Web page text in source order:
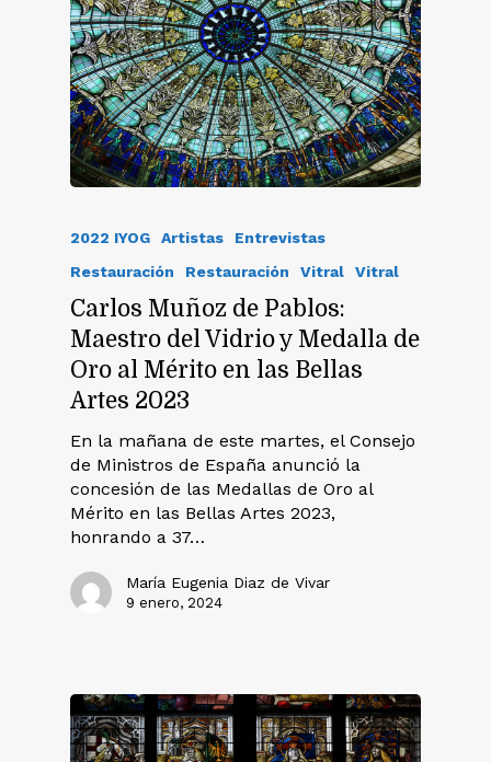
2022 IYOG Artistas
Entrevistas
Restauración
Restauración Vitral Vitral
Carlos Muñoz de Pablos:
Maestro del Vidrio y Medalla de
Oro al Mérito en las Bellas
Artes 2023
En la mañana de este martes, el Consejo
de Ministros de España anunció la
concesión de las Medallas de Oro al
Mérito en las Bellas Artes 2023,
honrando a 37…
María Eugenia Diaz de Vivar
9 enero, 2024